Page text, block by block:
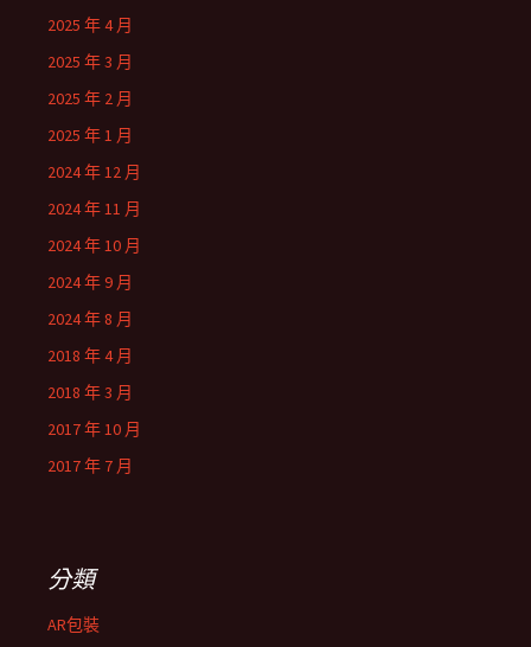
2025 年 4 月
2025 年 3 月
2025 年 2 月
2025 年 1 月
2024 年 12 月
2024 年 11 月
2024 年 10 月
2024 年 9 月
2024 年 8 月
2018 年 4 月
2018 年 3 月
2017 年 10 月
2017 年 7 月
分類
AR包裝